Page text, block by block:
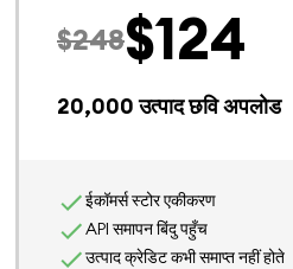
$248$124
20,000 उत्पाद छवि अपलोड
ईकॉमर्स स्टोर एकीकरण
API समापन बिंदु पहुँच
उत्पाद क्रेडिट कभी समाप्त नहीं होते